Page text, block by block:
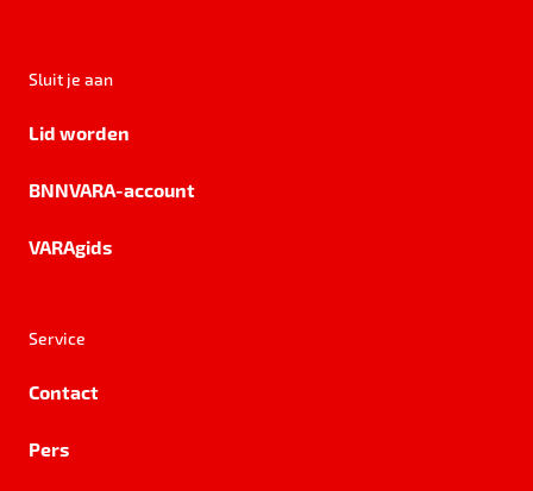
Sluit je aan
Lid worden
BNNVARA-account
VARAgids
Service
Contact
Pers